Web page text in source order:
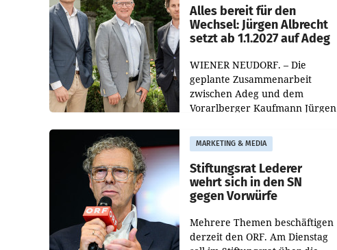
österreichischen Müller-Filialen
Alles bereit für den
Wechsel: Jürgen Albrecht
setzt ab 1.1.2027 auf Adeg
WIENER NEUDORF. – Die
geplante Zusammenarbeit
zwischen Adeg und dem
Vorarlberger Kaufmann Jürgen
freigegeben: Die
Bundeswettbewerbsbehörde
und der Bundeskartellanwalt
MARKETING & MEDIA
Stiftungsrat Lederer
wehrt sich in den SN
gegen Vorwürfe
Mehrere Themen beschäftigen
derzeit den ORF. Am Dienstag